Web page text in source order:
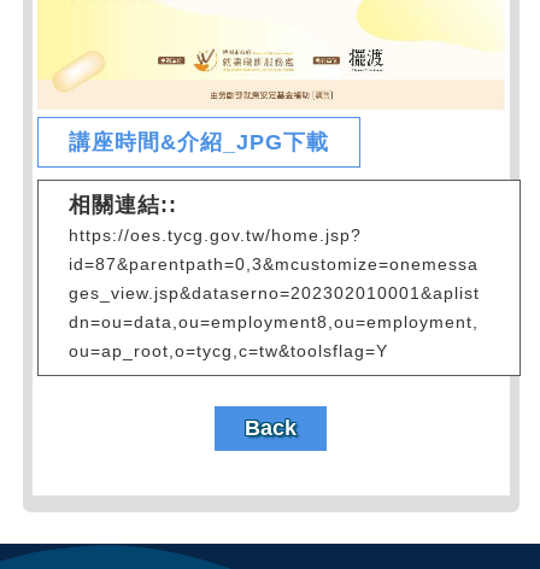
講座時間&介紹_JPG下載
相關連結::
https://oes.tycg.gov.tw/home.jsp?
id=87&parentpath=0,3&mcustomize=onemessa
ges_view.jsp&dataserno=202302010001&aplist
dn=ou=data,ou=employment8,ou=employment,
ou=ap_root,o=tycg,c=tw&toolsflag=Y
Back